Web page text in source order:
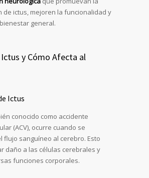
de ictus, mejoren la funcionalidad y
general.
Ictus y Cómo Afecta al
Ictus
conocido como accidente
(ACV), ocurre cuando se
flujo sanguíneo al cerebro. Esto
daño a las células cerebrales y
funciones corporales.